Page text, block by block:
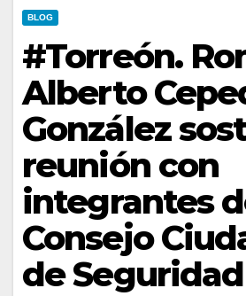
BLOG
#Torreón.
Alberto
González
reunión con
integrantes
Consejo
de Seguridad